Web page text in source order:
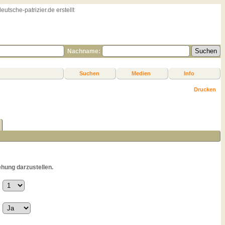
patrizier.de erstellt
Nachname:
Suchen Medien Info
Drucken
darzustellen.